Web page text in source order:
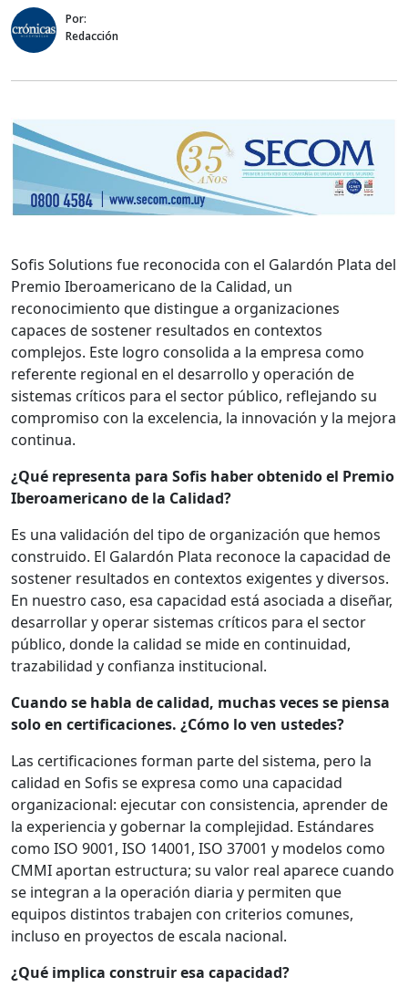
Por:
Redacción
Sofis Solutions fue reconocida con el Galardón Plata del
Premio Iberoamericano de la Calidad, un
reconocimiento que distingue a organizaciones
capaces de sostener resultados en contextos
complejos. Este logro consolida a la empresa como
referente regional en el desarrollo y operación de
sistemas críticos para el sector público, reflejando su
compromiso con la excelencia, la innovación y la mejora
continua.
¿Qué representa para Sofis haber obtenido el Premio
Iberoamericano de la Calidad?
Es una validación del tipo de organización que hemos
construido. El Galardón Plata reconoce la capacidad de
sostener resultados en contextos exigentes y diversos.
En nuestro caso, esa capacidad está asociada a diseñar,
desarrollar y operar sistemas críticos para el sector
público, donde la calidad se mide en continuidad,
trazabilidad y confianza institucional.
Cuando se habla de calidad, muchas veces se piensa
solo en certificaciones. ¿Cómo lo ven ustedes?
Las certificaciones forman parte del sistema, pero la
calidad en Sofis se expresa como una capacidad
organizacional: ejecutar con consistencia, aprender de
la experiencia y gobernar la complejidad. Estándares
como ISO 9001, ISO 14001, ISO 37001 y modelos como
CMMI aportan estructura; su valor real aparece cuando
se integran a la operación diaria y permiten que
equipos distintos trabajen con criterios comunes,
incluso en proyectos de escala nacional.
¿Qué implica construir esa capacidad?